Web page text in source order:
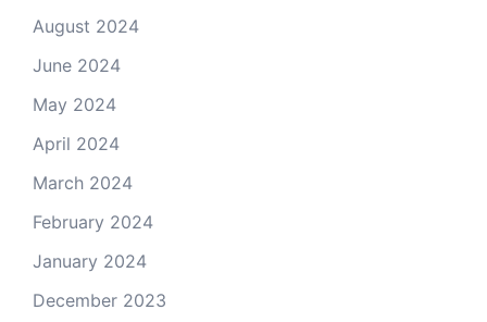
August 2024
June 2024
May 2024
April 2024
March 2024
February 2024
January 2024
December 2023